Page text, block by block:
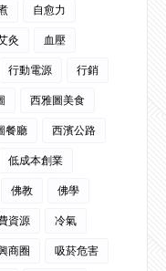
自愈力
灸
血壓
行動電源
行銷
西雅圖美食
餐廳
西濱公路
低成本創業
佛教
佛學
資源
冷氣
商圈
吸菸危害